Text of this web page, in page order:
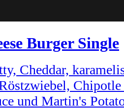
Burger Single
Cheddar,
und Martin's